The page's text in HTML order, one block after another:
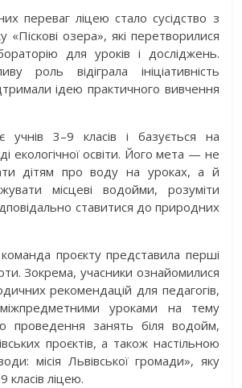
переваг ліцею стало сусідство з
озера», які перетворилися
для уроків і досліджень.
роль відіграла ініціативність
ідею практичного вивчення
учнів 3–9 класів і базується на
екологічної освіти. Його мета — не
дітям про воду на уроках, а й
місцеві водойми, розуміти
ставитися до природних
команда проєкту представила перші
Зокрема, учасники ознайомилися
рекомендацій для педагогів,
уроками на тему
проведення занять біля водойм,
проєктів, а також настільною
місія Львівської громади», яку
класів ліцею.